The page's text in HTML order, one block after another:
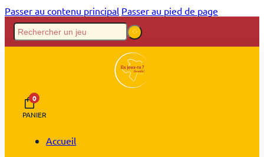
Passer au contenu principal Passer au pied de page
0
PANIER
Accueil